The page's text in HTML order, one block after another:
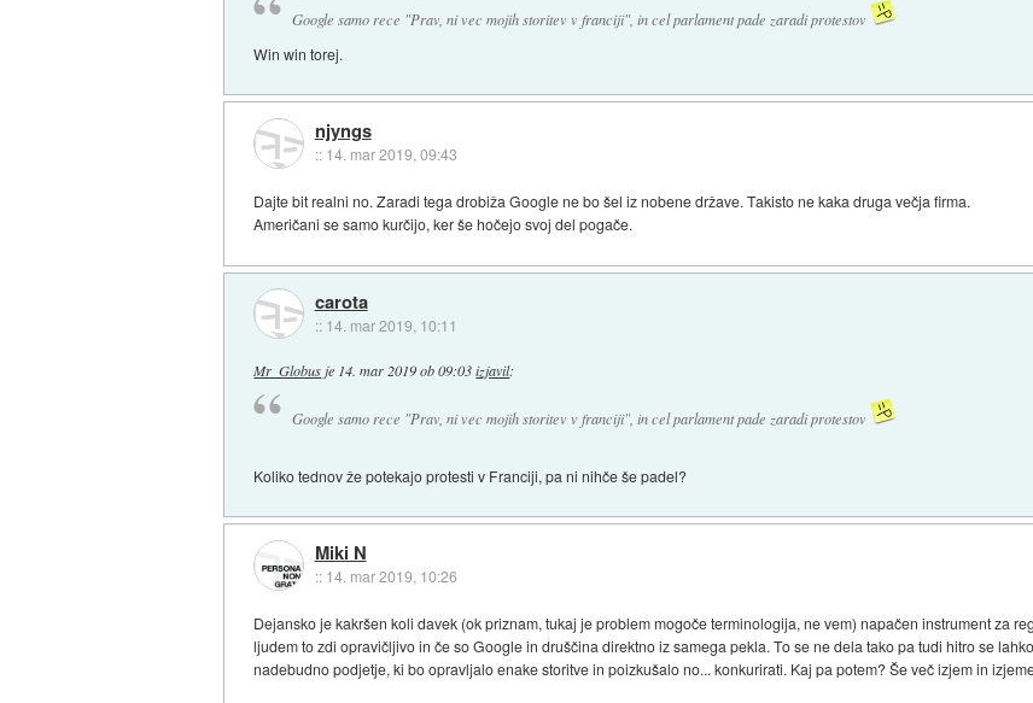
Google samo rece "Prav, ni vec mojih storitev v franciji", in cel parlament pade zaradi protestov
Win win torej.
njyngs
:: 14. mar 2019, 09:43
Dajte bit realni no. Zaradi tega drobiža Google ne bo šel iz nobene države. Takisto ne kaka druga večja firma.
Američani se samo kurčijo, ker še hočejo svoj del pogače.
carota
:: 14. mar 2019, 10:11
Mr_Globusje 14. mar 2019 ob 09:03 izjavil:
Google samo rece "Prav, ni vec mojih storitev v franciji", in cel parlament pade zaradi protestov
Koliko tednov že potekajo protesti v Franciji, pa ni nihče še padel?
Miki N
:: 14. mar 2019, 10:26
Dejansko je kakršen koli davek (ok priznam, tukaj je problem mogoče terminologija, ne vem) napačen instrument za
ljudem to zdi opravičljivo in če so Google in druščina direktno iz samega pekla. To se ne dela tako pa tudi hitro se
nadebudno podjetje, ki bo opravljalo enake storitve in poizkušalo no... konkurirati. Kaj pa potem? Še več izjem in